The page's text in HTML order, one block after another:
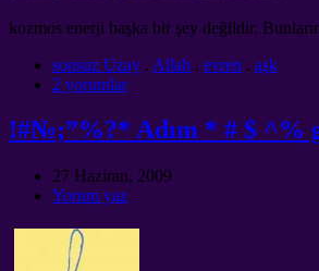
kozmos enerji başka bir şey değildir.
sonsuz Uzay . Allah . evren . aşk
2 yorumlar
!#№;”%?* Adım * # $ ^%
27 Haziran, 2009
Yorum yaz